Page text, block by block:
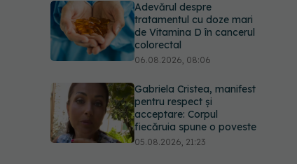
Adevărul despre
tratamentul cu doze mari
de Vitamina D în cancerul
colorectal
06.08.2026, 08:06
Gabriela Cristea, manifest
pentru respect și
acceptare: Corpul
fiecăruia spune o poveste
05.08.2026, 21:23